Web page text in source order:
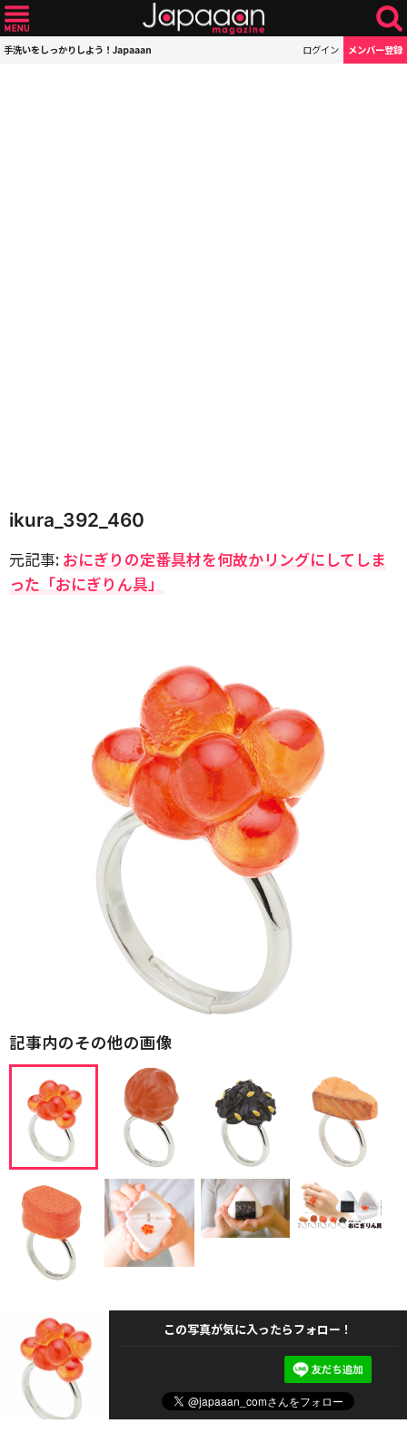
手洗いをしっかりしよう！Japaaan ログイン メンバー登録
ikura_392_460
元記事: おにぎりの定番具材を何故かリングにしてしま
った「おにぎりん具」
記事内のその他の画像
この写真が気に入ったらフォロー！